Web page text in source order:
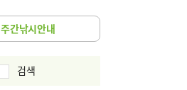
주간낚시안내
검색